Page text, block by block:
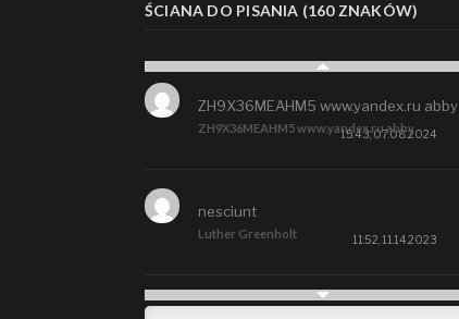
ŚCIANA DO PISANIA (160 ZNAKÓW)
ZH9X36MEAHM5 www.yandex.ru abby
ZH9X36MEAHM5 www.yandex.ru abby
15:43, 07.08.2024
Luther Greenholt
nesciunt
11:52, 11.14.2023